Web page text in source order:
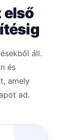
első
áll.
és
amely
ad.